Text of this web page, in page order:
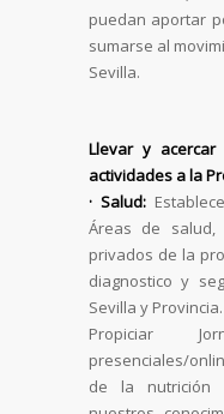
puedan aportar
sumarse al
Sevilla.
Llevar y
actividades a la
· Salud:
Áreas de
privados de la
diagnostico y
Sevilla y Provincia.
Propiciar
presenciales/
de la nutrición